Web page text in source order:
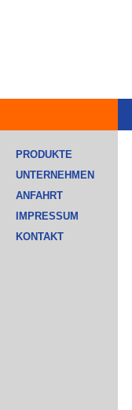
PRODUKTE
UNTERNEHMEN
ANFAHRT
IMPRESSUM
KONTAKT